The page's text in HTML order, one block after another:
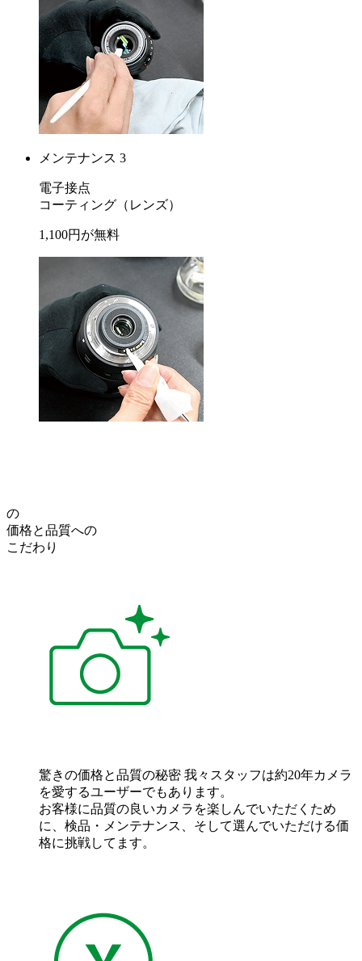
メンテナンス 3
電子接点
コーティング （レンズ）
1,100円が無料
の
価格と品質への
こだわり
驚きの価格と品質の秘密 我々スタッフは約20年カメラ
を愛するユーザーでもあります。
お客様に品質の良いカメラを楽しんでいただくため
に、検品・メンテナンス、そして選んでいただける価
格に挑戦してます。